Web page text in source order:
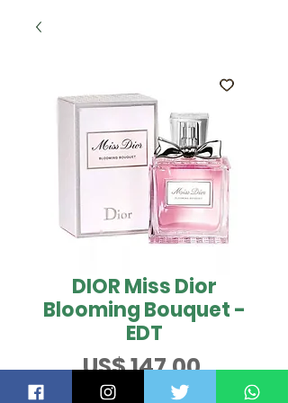
DIOR Miss Dior
Blooming Bouquet -
EDT
US$ 147,00Preço